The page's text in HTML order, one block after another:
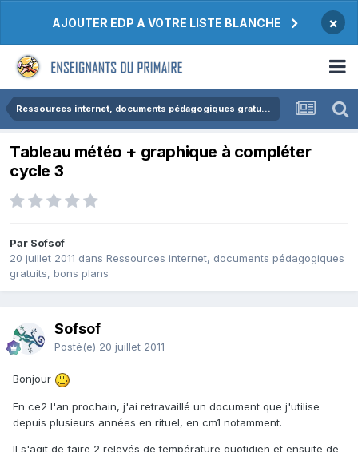
AJOUTER EDP A VOTRE LISTE BLANCHE ×
Ressources internet, documents pédagogiques gratuits, bons plans
Tableau météo + graphique à compléter
cycle 3
Par Sofsof
20 juillet 2011 dans Ressources internet, documents pédagogiques
gratuits, bons plans
Sofsof
Posté(e) 20 juillet 2011
Bonjour
En ce2 l'an prochain, j'ai retravaillé un document que j'utilise
depuis plusieurs années en rituel, en cm1 notamment.
Il s'agit de faire 2 relevés de température quotidien et ensuite de